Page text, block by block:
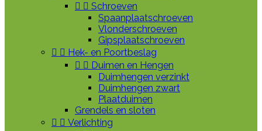
  Schroeven
Spaanplaatschroeven
Vlonderschroeven
Gipsplaatschroeven
  Hek- en Poortbeslag
  Duimen en Hengen
Duimhengen verzinkt
Duimhengen zwart
Plaatduimen
Grendels en sloten
  Verlichting